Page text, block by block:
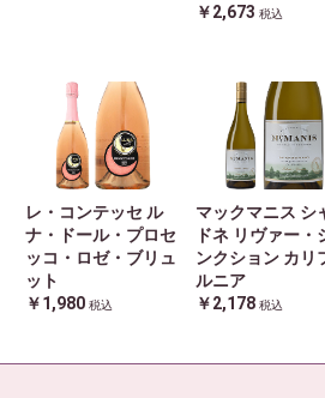
￥2,673 税込
レ・コンテッセ ル
ナ・ドール・プロセ
ッコ・ロゼ・ブリュ
ット
￥1,980 税込
マックマニス シ
ドネ リヴァー・
ンクション カリ
ルニア
￥2,178 税込